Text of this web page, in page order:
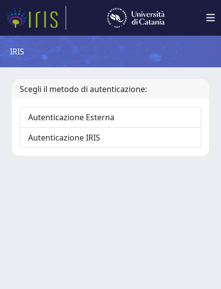
IRIS
Scegli il metodo di autenticazione:
Autenticazione Esterna
Autenticazione IRIS